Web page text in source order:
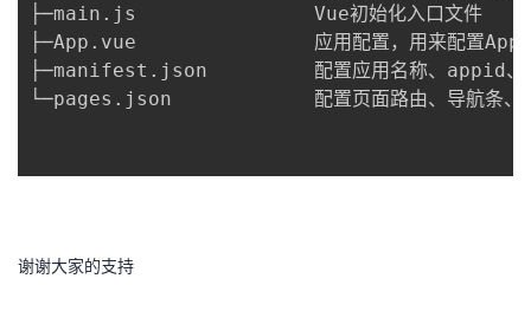
├─main . js               Vue初始化入口文件
├─App . vue               应用配置，用来配置App全局
├─manifest . json         配置应用名称、appid、
└─pages . json            配置页面路由、导航条、选
谢谢大家的支持